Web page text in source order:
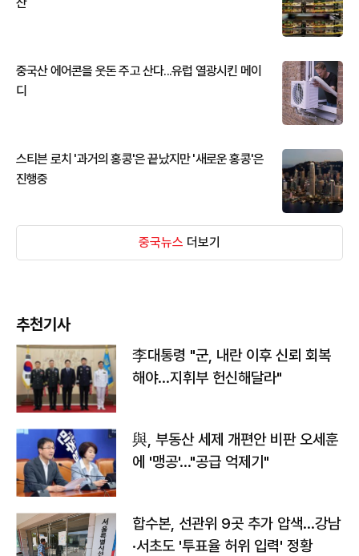
중국산 에어콘을 웃돈 주고 산다...유럽 열광시킨 메이
디
스티븐 로치 '과거의 홍콩'은 끝났지만 '새로운 홍콩'은
진행중
중국뉴스 더보기
추천기사
李대통령 "군, 내란 이후 신뢰 회복
해야…지휘부 헌신해달라"
與, 부동산 세제 개편안 비판 오세훈
에 '맹공'…"공급 억제기"
합수본, 선관위 9곳 추가 압색…강남
·서초도 '투표율 허위 입력' 정황